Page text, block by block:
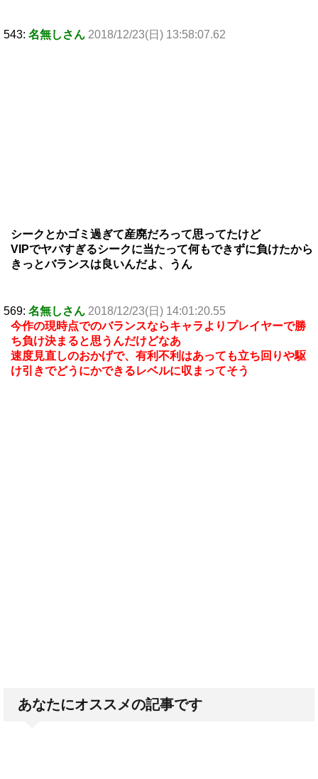
543: 名無しさん 2018/12/23(日) 13:58:07.62
シークとかゴミ過ぎて産廃だろって思ってたけど
VIPでヤバすぎるシークに当たって何もできずに負けたから
きっとバランスは良いんだよ、うん
569: 名無しさん 2018/12/23(日) 14:01:20.55
今作の現時点でのバランスならキャラよりプレイヤーで勝
ち負け決まると思うんだけどなあ
速度見直しのおかげで、有利不利はあっても立ち回りや駆
け引きでどうにかできるレベルに収まってそう
あなたにオススメの記事です